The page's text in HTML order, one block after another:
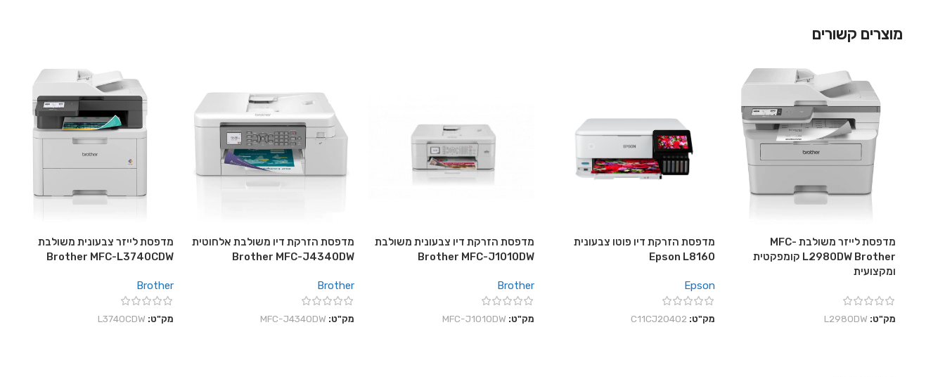
מוצרים קשורים
מדפסת לייזר משולבת MFC-
L2980DW Brother קומפקטית
ומקצועית
מק"ט: L2980DW
מדפסת הזרקת דיו פוטו צבעונית
Epson L8160
Epson
מק"ט: C11CJ20402
מדפסת הזרקת דיו צבעונית משולבת
Brother MFC-J1010DW
Brother
מק"ט: MFC-J1010DW
מדפסת הזרקת דיו משולבת אלחוטית
Brother MFC-J4340DW
Brother
מק"ט: ‎MFC-J4340DW
מדפסת לייזר צבעונית משולבת
Brother MFC-L3740CDW
Brother
מק"ט: L3740CDW